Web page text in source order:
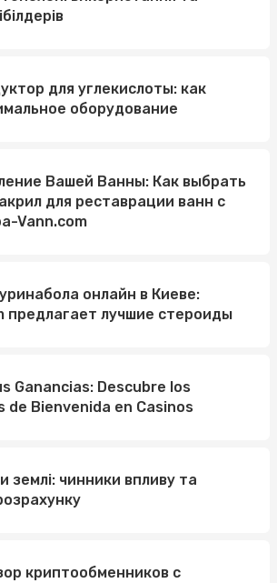
для углекислоты: как
оборудование
Вашей Ванны: Как выбрать
для реставрации ванн с
Vann.com
онлайн в Киеве:
предлагает лучшие стероиды
Ganancias: Descubre los
de Bienvenida en Casinos
землі: чинники впливу та
криптообменников с